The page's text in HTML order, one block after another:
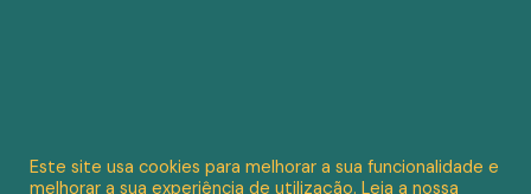
Este site usa cookies para melhorar a sua funcionalidade e
melhorar a sua experiência de utilização. Leia a nossa